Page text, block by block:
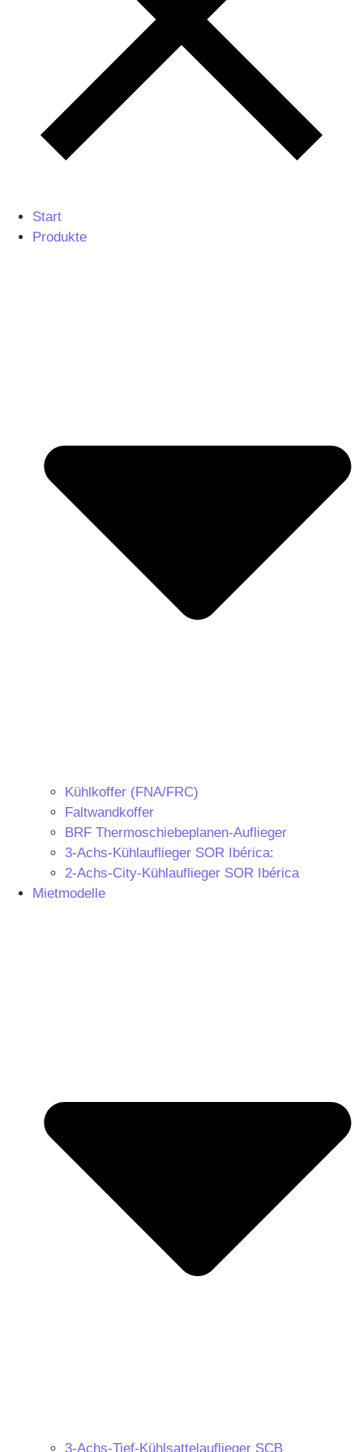
Start
Produkte
Kühlkoffer (FNA/FRC)
Faltwandkoffer
BRF Thermoschiebeplanen-Auflieger
3-Achs-Kühlauflieger SOR Ibérica:
2-Achs-City-Kühlauflieger SOR Ibérica
Mietmodelle
3-Achs-Tief-Kühlsattelauflieger SCB